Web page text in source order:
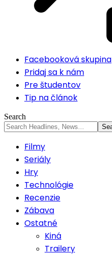
Facebooková skupina
Pridaj sa k nám
Pre študentov
Tip na článok
Search
Filmy
Seriály
Hry
Technológie
Recenzie
Zábava
Ostatné
Kiná
Trailery